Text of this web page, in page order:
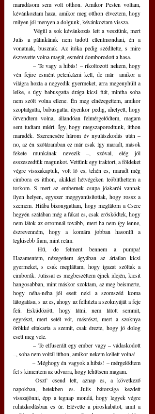
maradásom sem volt otthon. Amikor Pesten voltam,
kévánkoztam haza, amikor meg otthon élveztem, hogy
milyen jól menyen a dolgunk, kévánkoztam vissza.
Julis a pálinkának nem tudott ellentmondani, én a
vonatnak, busznak. Az itóka pedig szédítette, s mire
észrevette volna magát, esmént domborodott a hasa.
	– Te vagy a hibás! – rikoltozott nekem, hogy
vén fejire esmént pelenkázni kell, de már  amikor a
világra hozta a negyedik gyermeket, arra megenyhült a
lelke, s úgy babusgatta drága kicsi fiát, mintha soha
nem szólt volna ellene. Én meg elnézegettem, amikor
szoptatgatta, babusgatta, ilyenkor pedig, ahelyett, hogy
örvendtem volna, állandóan felmérgelődtem, magam
sem tudtam miért. Így, hogy megszaporodtunk, itthon
maradék. Szerencsére három év nyulászkodás után –
no, az én szótáramban ez már csak így maradt, mások
fekete munkának nevezik –, szóval, elég jól
esszeszedtük magunkot. Vettünk egy traktort, a földeket
végre visszakaptuk, volt ló es, tehén es, maradt még
cimbora es itthon, akikkel hétvégeken leöblíthettem a
torkom. S mert az embernek csupa jóakarói vannak
ilyen helyen, egyszer meggyanúsítottak, hogy rossz a
szemem. Hiába bizonygattam, hogy meglátom a Csere
hegyén szálában még a fákat es, csak erősködtek, hogy
nem látok az orromnál tovább, mert ha nem így lenne,
észrevenném, hogy a komára jobban hasonlít a
legkisebb fiam, mint reám.
Hazamentem, nézegettem ágyában az ártatlan kicsi
gyermeket, s csak megláttam, hogy igazat szóltak a
cimborák. Julissal es megbeszéltem éjnek idején, kicsit
hangosabban, mint máskor szoktam, az meg beismerte,
hogy néha-néha jól esett neki a szomszéd koma
látogatása, s az es, ahogy az felhúzta a szoknyáját a feje
feli. Esküdözött, hogy látni, nem látott semmit,
egyrészt, mert setét vót, másrészt, mert a szoknya
örökké eltakarta a szemit, csak érezte, hogy jó dolog
esett meg vele.
	– Te elfuserált egy ember vagy – vádaskodott
–, soha nem voltál itthon, amikor nekem kellett volna!
	– Méghogy én vagyok a hibás! – mérgelődtem
fel s kimentem az udvarra, hogy lehűtsem magam.
napokban, hetekben es. Julis bátorsága kezdett
visszajönni, épp a tegnap mondá, hogy legyek végre
ruházkodásban es úr. Elévette a piroskabátot, amit a